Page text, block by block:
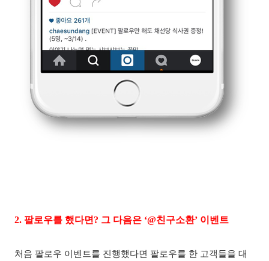
2. 팔로우를 했다면 ? 그 다음은 ‘@친구소환’ 이벤트
처음 팔로우 이벤트를 진행했다면 팔로우를 한 고객들을 대